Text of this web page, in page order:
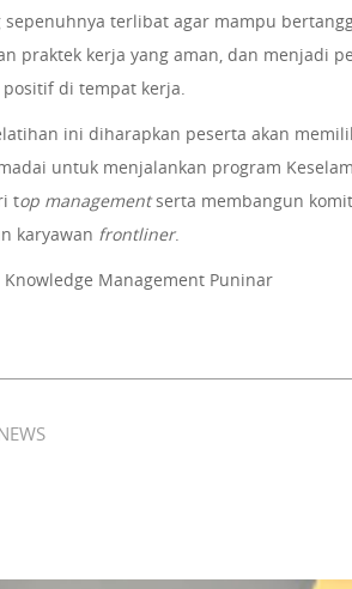
terlibat agar mampu
praktek kerja yang aman, dan menjadi
di tempat kerja.
ini diharapkan peserta akan
untuk menjalankan program
top managementserta membangun
karyawan frontliner.
Management Puninar